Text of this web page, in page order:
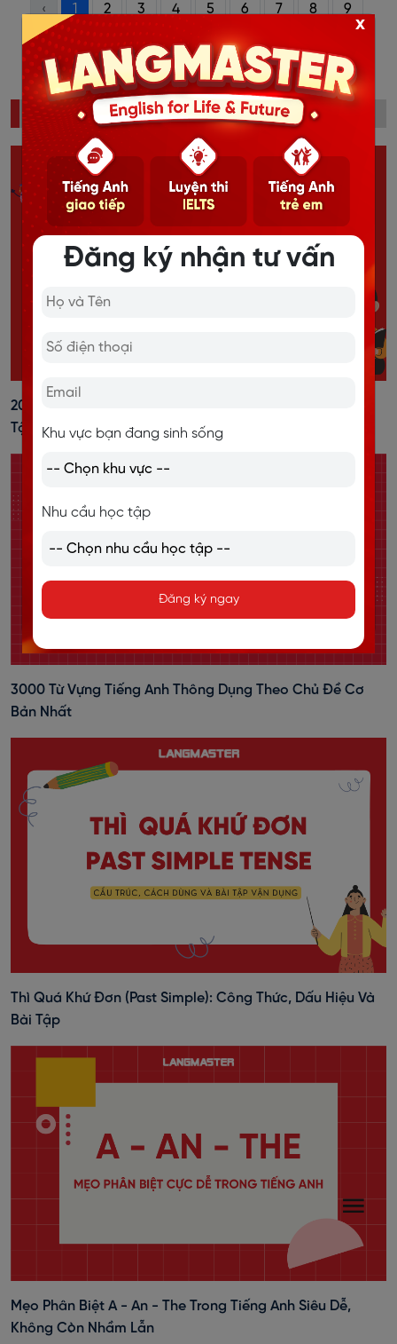
‹ 1 2 3 4 5 6 7 8 9
10 11 12 ›
ĐỌC NHIỀU
20+ Cách Đánh Trọng Âm Tiếng Anh Dễ Nhớ, Kèm Bài
Tập Vận Dụng
3000 Từ Vựng Tiếng Anh Thông Dụng Theo Chủ Đề Cơ
Bản Nhất
Thì Quá Khứ Đơn (past Simple): Công Thức, Dấu Hiệu Và
Bài Tập
Mẹo Phân Biệt A - An - The Trong Tiếng Anh Siêu Dễ,
Không Còn Nhầm Lẫn
Đăng ký nhận tư vấn
Khu vực bạn đang sinh sống
Nhu cầu học tập
Đăng ký ngay
x